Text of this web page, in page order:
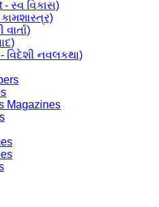
- સ્વ વિકાસ)
વિદેશી નવલકથા)
Magazines